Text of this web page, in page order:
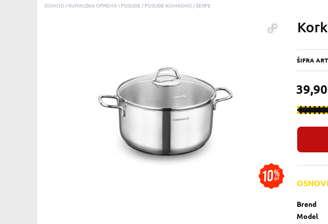
DOMOD KUHINJSKA OPREMA I POSUĐE POSUĐE-KOMADNO ŠERPE
ŠIFRA
39,90
Brend
Model